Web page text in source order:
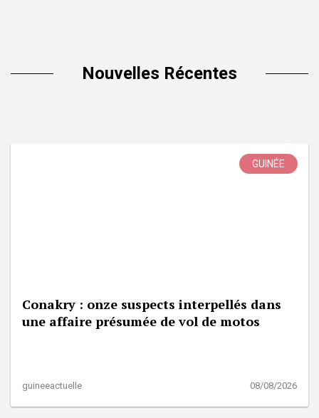
Nouvelles Récentes
GUINÉE
Conakry : onze suspects interpellés dans
une affaire présumée de vol de motos
guineeactuelle 08/08/2026